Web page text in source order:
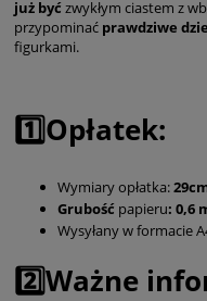
już być zwykłym ciastem z
przypominać prawdziwe
figurkami.
1️⃣Opłatek:
Wymiary opłatka:
Grubość papieru: 0,6
Wysyłany w formacie
2️⃣Ważne